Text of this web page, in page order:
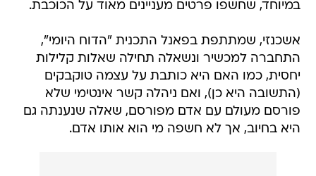
במיוחד, שחשפו פרטים מעניינים מאוד על הכוכבת.
אשכנזי, שמתתפת בפאנל התכנית "הדוח היומי",
התחברה למכשיר ונשאלה תחילה שאלות קלילות
יחסית, כמו האם היא כותבת על עצמה טוקבקים
(התשובה היא כן), ואם ניהלה קשר אינטימי שלא
פורסם מעולם עם אדם מפורסם, שאלה שנענתה גם
היא בחיוב, אך לא חשפה מי הוא אותו אדם.